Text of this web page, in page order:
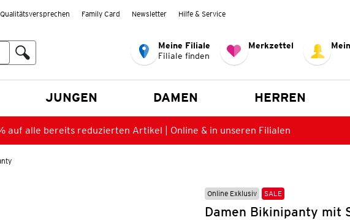
Qualitätsversprechen Family Card Newsletter Hilfe & Service
Meine Filiale
Filiale finden
Merkzettel
JUNGEN DAMEN HERREN
auf alle bereits reduzierten Artikel | Online & in unseren Filialen
Online Exklusiv SALE
Damen Bikinipanty mit